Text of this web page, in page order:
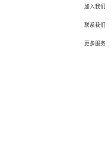
加入我们
联系我们
更多服务